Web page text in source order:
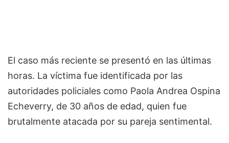
El caso más reciente se presentó en las últimas
horas. La víctima fue identificada por las
autoridades policiales como Paola Andrea Ospina
Echeverry, de 30 años de edad, quien fue
brutalmente atacada por su pareja sentimental.